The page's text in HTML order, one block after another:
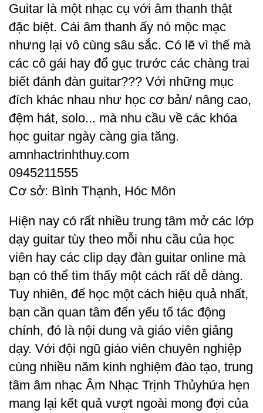
Guitar là một nhạc cụ với âm thanh thật
đặc biệt. Cái âm thanh ấy nó mộc mạc
nhưng lại vô cùng sâu sắc. Có lẽ vì thế mà
các cô gái hay đổ gục trước các chàng trai
biết đánh đàn guitar??? Với những mục
đích khác nhau như học cơ bản/ nâng cao,
đệm hát, solo... mà nhu cầu về các khóa
học guitar ngày càng gia tăng.
amnhactrinhthuy.com
0945211555
Cơ sở: Bình Thạnh, Hóc Môn
Hiện nay có rất nhiều trung tâm mở các lớp
dạy guitar tùy theo mỗi nhu cầu của học
viên hay các clip dạy đàn guitar online mà
bạn có thể tìm thấy một cách rất dễ dàng.
Tuy nhiên, để học một cách hiệu quả nhất,
bạn cần quan tâm đến yếu tố tác động
chính, đó là nội dung và giáo viên giảng
dạy. Với đội ngũ giáo viên chuyên nghiệp
cùng nhiều năm kinh nghiệm đào tạo, trung
tâm âm nhạc Âm Nhạc Trịnh Thủyhứa hẹn
mang lại kết quả vượt ngoài mong đợi của